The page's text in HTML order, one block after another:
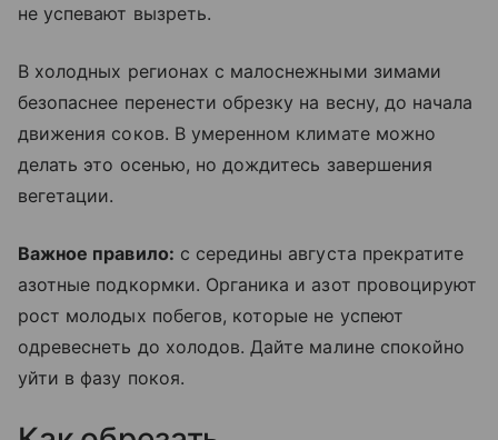
не успевают вызреть.
В холодных регионах с малоснежными зимами
безопаснее перенести обрезку на весну, до начала
движения соков. В умеренном климате можно
делать это осенью, но дождитесь завершения
вегетации.
Важное правило: с середины августа прекратите
азотные подкормки. Органика и азот провоцируют
рост молодых побегов, которые не успеют
одревеснеть до холодов. Дайте малине спокойно
уйти в фазу покоя.